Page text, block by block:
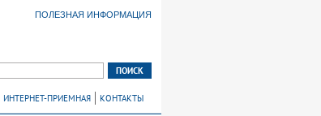
ИНТЕРНЕТ-ПРИЕМНАЯ КОНТАКТЫ
ПОЛЕЗНАЯ ИНФОРМАЦИЯ